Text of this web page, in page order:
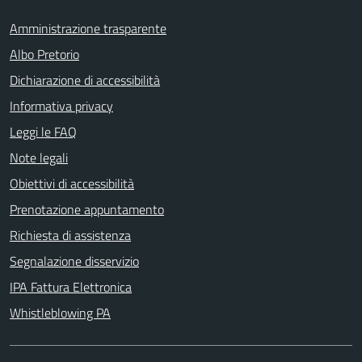
Amministrazione trasparente
Albo Pretorio
Dichiarazione di accessibilità
Informativa privacy
Leggi le FAQ
Note legali
Obiettivi di accessibilità
Prenotazione appuntamento
Richiesta di assistenza
Segnalazione disservizio
IPA Fattura Elettronica
Whistleblowing PA